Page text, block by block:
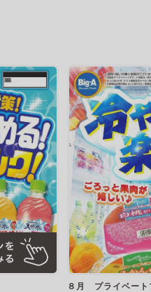
８月 プライベート